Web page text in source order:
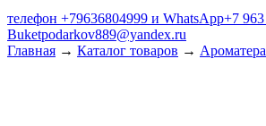
телефон +79636804999 и WhatsApp+7
Buketpodarkov889@yandex.ru
Главная → Каталог товаров →